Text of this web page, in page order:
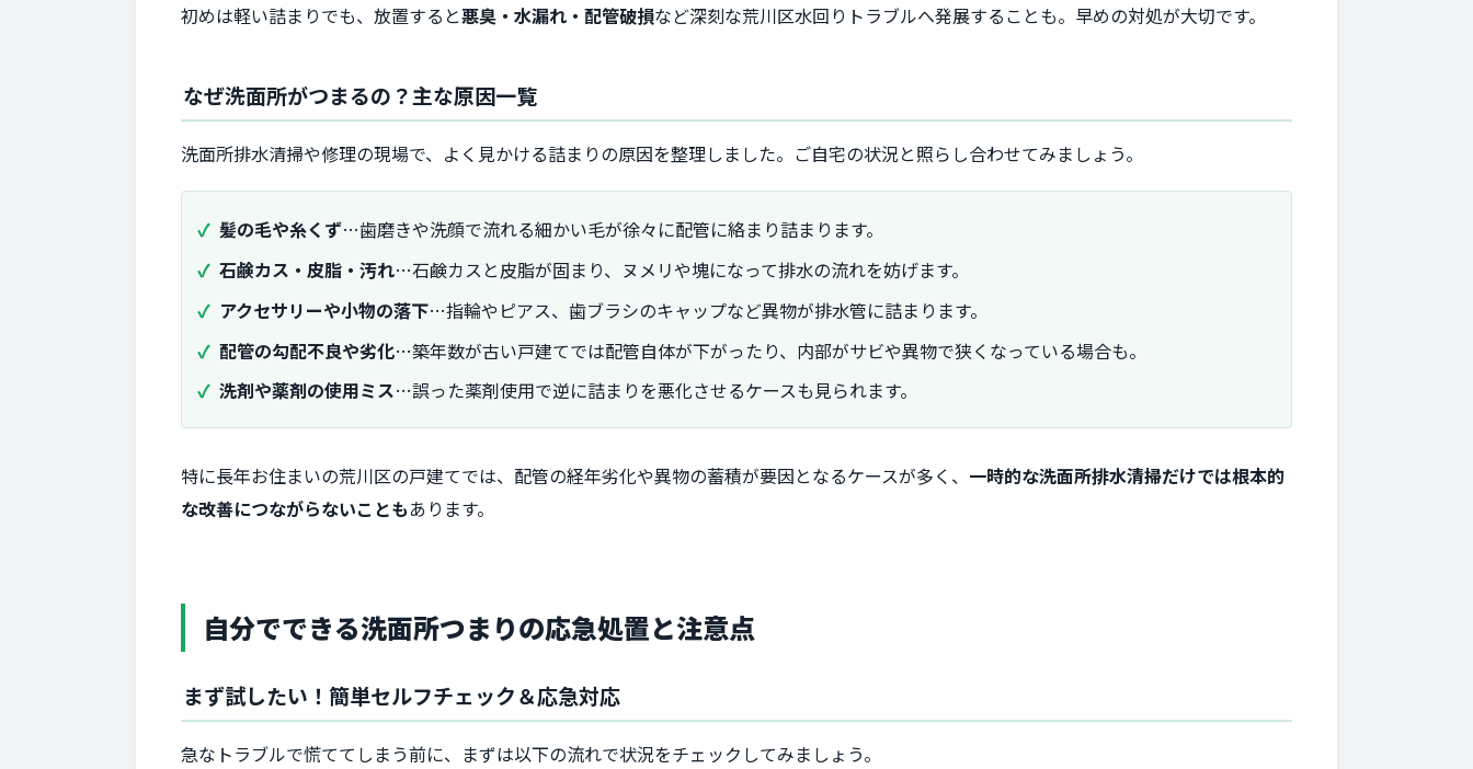
初めは軽い詰まりでも、放置すると悪臭・水漏れ・配管破損など深刻な荒川区水回りトラブルへ発展することも。早めの対処が大切です。
なぜ洗面所がつまるの？主な原因一覧
洗面所排水清掃や修理の現場で、よく見かける詰まりの原因を整理しました。ご自宅の状況と照らし合わせてみましょう。
髪の毛や糸くず…歯磨きや洗顔で流れる細かい毛が徐々に配管に絡まり詰まります。
石鹸カス・皮脂・汚れ…石鹸カスと皮脂が固まり、ヌメリや塊になって排水の流れを妨げます。
アクセサリーや小物の落下…指輪やピアス、歯ブラシのキャップなど異物が排水管に詰まります。
配管の勾配不良や劣化…築年数が古い戸建てでは配管自体が下がったり、内部がサビや異物で狭くなっている場合も。
洗剤や薬剤の使用ミス…誤った薬剤使用で逆に詰まりを悪化させるケースも見られます。
特に長年お住まいの荒川区の戸建てでは、配管の経年劣化や異物の蓄積が要因となるケースが多く、 一時的な洗面所排水清掃だけでは根本的
な改善につながらないこともあります。
自分でできる洗面所つまりの応急処置と注意点
まず試したい！簡単セルフチェック＆応急対応
急なトラブルで慌ててしまう前に、まずは以下の流れで状況をチェックしてみましょう。